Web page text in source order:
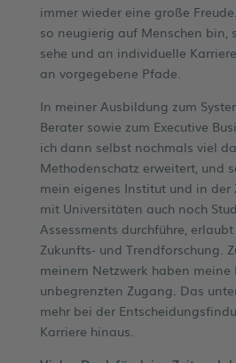
immer wieder eine große
so neugierig auf Menschen bin,
sehe und an individuelle
an vorgegebene Pfade.
In meiner Ausbildung zum
Berater sowie zum Executive
ich dann selbst nochmals viel
Methodenschatz erweitert, und
mein eigenes Institut und in der
mit Universitäten auch noch
Assessments durchführe,
Zukunfts- und Trendforschung.
meinem Netzwerk haben meine
unbegrenzten Zugang. Das
mehr bei der
Karriere hinaus.